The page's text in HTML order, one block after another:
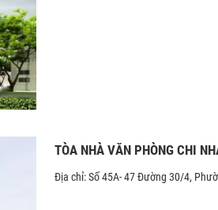
TÒA NHÀ VĂN PHÒNG CHI
Địa chỉ: Số 45A- 47 Đường 30/4,